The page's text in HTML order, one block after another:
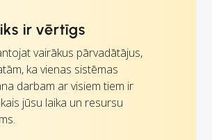
ir vērtīgs
vairākus pārvadātājus,
ka vienas sistēmas
darbam ar visiem tiem ir
jūsu laika un resursu